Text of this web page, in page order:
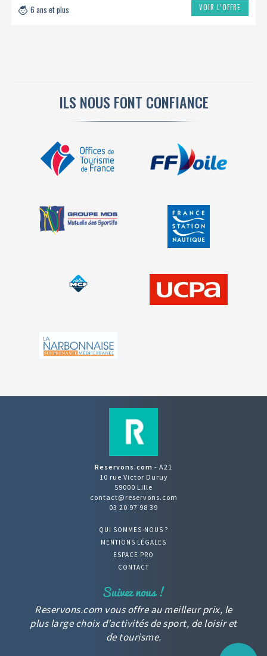
6 ans et plus
VOIR L’OFFRE
ILS NOUS FONT CONFIANCE
Reservons.com - A21
10 rue Victor Duruy
59000 Lille
contact@reservons.com
03 20 97 98 39
QUI SOMMES-NOUS ?
MENTIONS LÉGALES
ESPACE PRO
CONTACT
Reservons.com vous offre au meilleur prix, le
plus large choix d’activités de sport, de loisir et
de tourisme.